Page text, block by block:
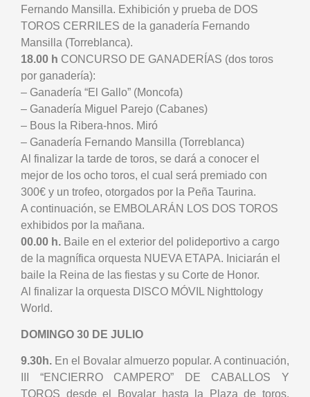
Fernando Mansilla. Exhibición y prueba de DOS
TOROS CERRILES de la ganadería Fernando
Mansilla (Torreblanca).
18.00 h CONCURSO DE GANADERÍAS (dos toros
por ganadería):
– Ganadería “El Gallo” (Moncofa)
– Ganadería Miguel Parejo (Cabanes)
– Bous la Ribera-hnos. Miró
– Ganadería Fernando Mansilla (Torreblanca)
Al finalizar la tarde de toros, se dará a conocer el
mejor de los ocho toros, el cual será premiado con
300€ y un trofeo, otorgados por la Peña Taurina.
A continuación, se EMBOLARÁN LOS DOS TOROS
exhibidos por la mañana.
00.00 h. Baile en el exterior del polideportivo a cargo
de la magnífica orquesta NUEVA ETAPA. Iniciarán el
baile la Reina de las fiestas y su Corte de Honor.
Al finalizar la orquesta DISCO MÓVIL Nighttology
World.
DOMINGO 30 DE JULIO
9.30h. En el Bovalar almuerzo popular. A continuación,
III “ENCIERRO CAMPERO” DE CABALLOS Y
TOROS desde el Bovalar hasta la Plaza de toros.